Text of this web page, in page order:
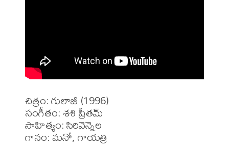
చిత్రం: గులాబీ (1996)
సంగీతం: శశి ప్రీతమ్
సాహిత్యం: సిరివెన్నెల
గానం: మనో, గాయత్రి